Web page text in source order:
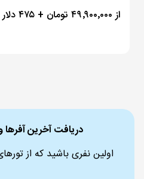
از ۴۹٬۹۰۰٬۰۰۰ تومان + ۴۷۵ دلار
دریافت آخرین
اولین نفری باشید که از